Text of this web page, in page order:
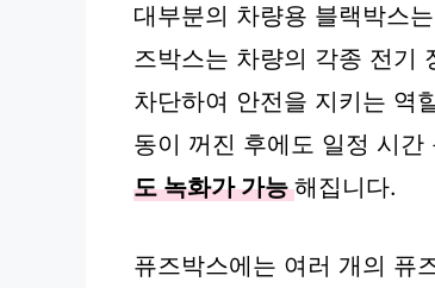
대부분의 차량용 블랙박스
즈박스는 차량의 각종 전기
차단하여 안전을 지키는 역
동이 꺼진 후에도 일정 시
도 녹화가 가능 해집니다.
퓨즈박스에는 여러 개의 퓨